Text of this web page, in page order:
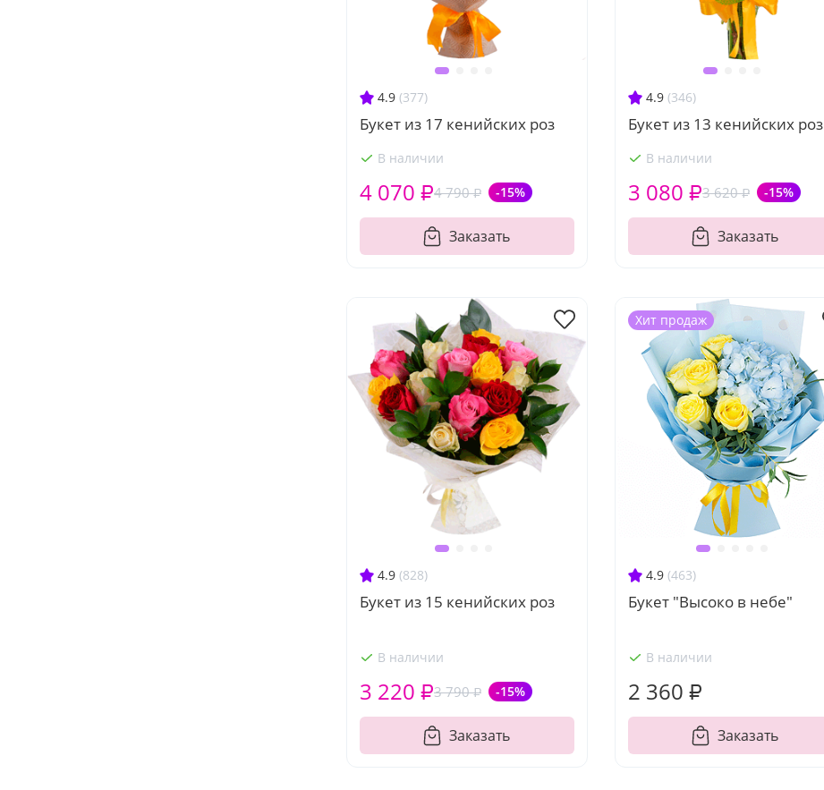
4.9 (377)
Букет из 17 кенийских роз
В наличии
4 790 ₽ -15%
4 070 ₽
Заказать
4.9 (346)
Букет из 13 кенийских роз
В наличии
3 620 ₽ -15%
3 080 ₽
Заказать
4.9 (828)
Букет из 15 кенийских роз
В наличии
3 790 ₽ -15%
3 220 ₽
Заказать
4.9 (463)
Букет "Высоко в небе"
В наличии
2 360 ₽
Заказать
Хит продаж